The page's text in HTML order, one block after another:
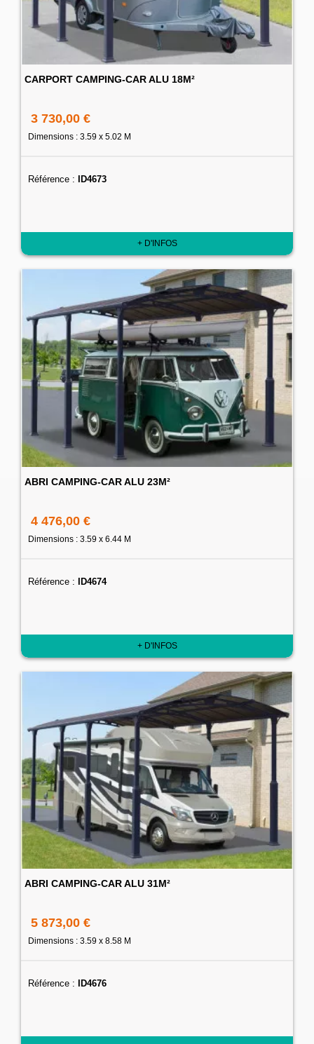
CARPORT CAMPING-CAR ALU 18M²
3 730,00 €
Dimensions : 3.59 x 5.02 M
Référence : ID4673
+ D'INFOS
ABRI CAMPING-CAR ALU 23M²
4 476,00 €
Dimensions : 3.59 x 6.44 M
Référence : ID4674
+ D'INFOS
ABRI CAMPING-CAR ALU 31M²
5 873,00 €
Dimensions : 3.59 x 8.58 M
Référence : ID4676